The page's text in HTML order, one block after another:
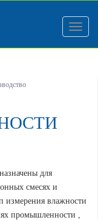
Меню
для
смесях и
измерения влажности
промышленности ,